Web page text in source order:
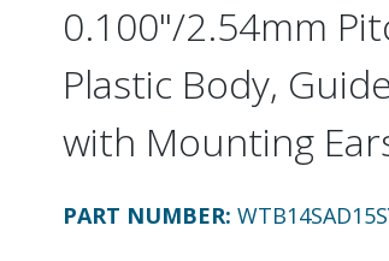
0.100"/2.54mm
Plastic Body,
with Mounting
PART NUMBER: